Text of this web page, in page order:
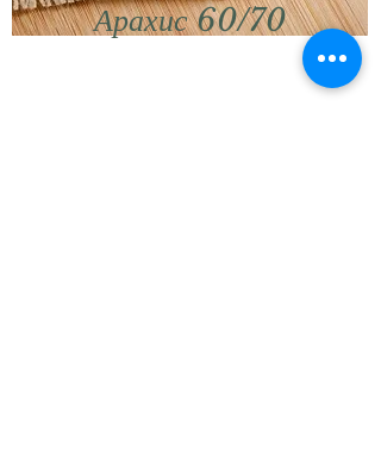
Арахис 60/70